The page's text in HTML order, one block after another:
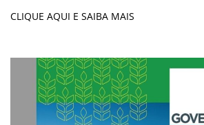
CLIQUE AQUI E SAIBA MAIS